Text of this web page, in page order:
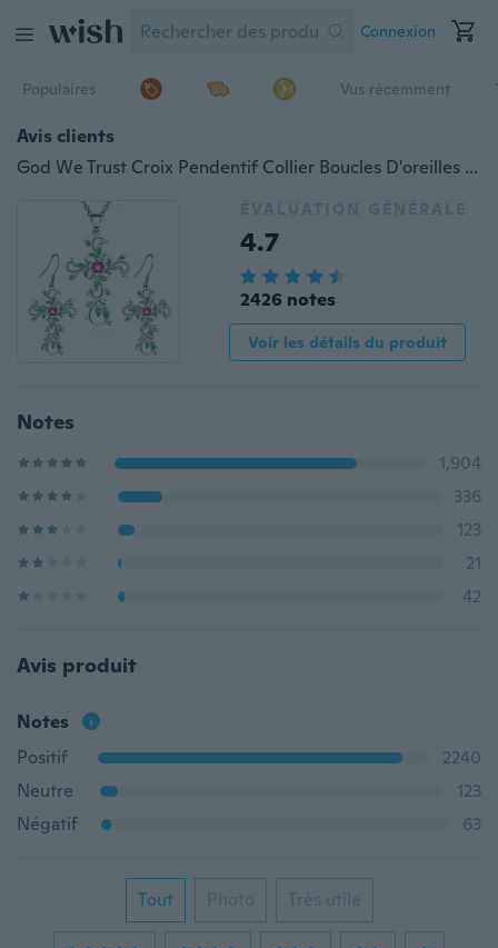
Connexion
Populaires Vus récemment
Avis clients
God We Trust Croix Pendentif Collier Boucles D'oreilles Ensembles de Bijoux pour Femmes Cadeaux (Argent / Or Rose / Or)
ÉVALUATION GÉNÉRALE
4.7
2426 notes
Voir les détails du produit
Notes
1,904
336
123
21
42
Avis produit
Notes
Positif
2240
Neutre
123
Négatif
63
Tout Photo Très utile